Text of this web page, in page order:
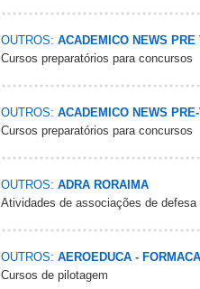
OUTROS: ACADEMICO NEWS
Cursos preparatórios para concursos
OUTROS: ACADEMICO NEWS
Cursos preparatórios para concursos
OUTROS: ADRA RORAIMA
Atividades de associações de
OUTROS: AEROEDUCA -
Cursos de pilotagem